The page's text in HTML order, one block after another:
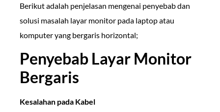
Berikut adalah penjelasan mengenai penyebab dan
solusi masalah layar monitor pada laptop atau
komputer yang bergaris horizontal;
Penyebab Layar Monitor
Bergaris
Kesalahan pada Kabel